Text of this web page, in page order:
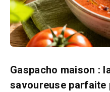
Gaspacho maison :
savoureuse parfaite